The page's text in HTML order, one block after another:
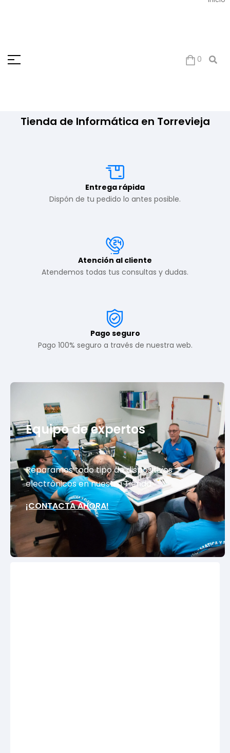
0
Tienda de Informática en Torrevieja
Entrega rápida
Dispón de tu pedido lo antes posible.
Atención al cliente
Atendemos todas tus consultas y dudas.
Pago seguro
Pago 100% seguro a través de nuestra web.
Equipo de expertos
Reparamos todo tipo de dispositivos
electrónicos en nuestra Tienda.
¡CONTACTA AHORA!